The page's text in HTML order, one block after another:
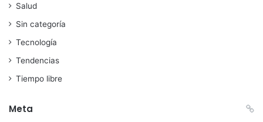
Salud
Sin categoría
Tecnología
Tendencias
Tiempo libre
Meta